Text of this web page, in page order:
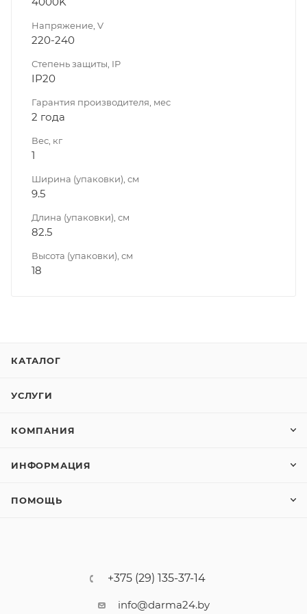
Напряжение, V
220-240
Степень защиты, IP
IP20
Гарантия производителя, мес
2 года
Вес, кг
1
Ширина (упаковки), см
9.5
Длина (упаковки), см
82.5
Высота (упаковки), см
18
КАТАЛОГ
УСЛУГИ
КОМПАНИЯ
ИНФОРМАЦИЯ
ПОМОЩЬ
+375 (29) 135-37-14
info@darma24.by